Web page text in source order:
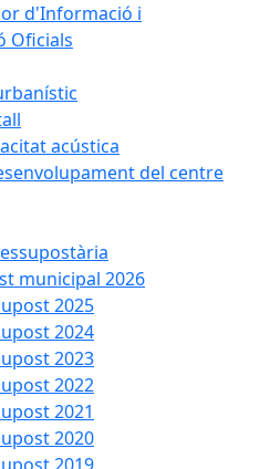
d'Informació i
Oficials
acústica
del centre
municipal 2026
2025
2024
2023
2022
2021
2020